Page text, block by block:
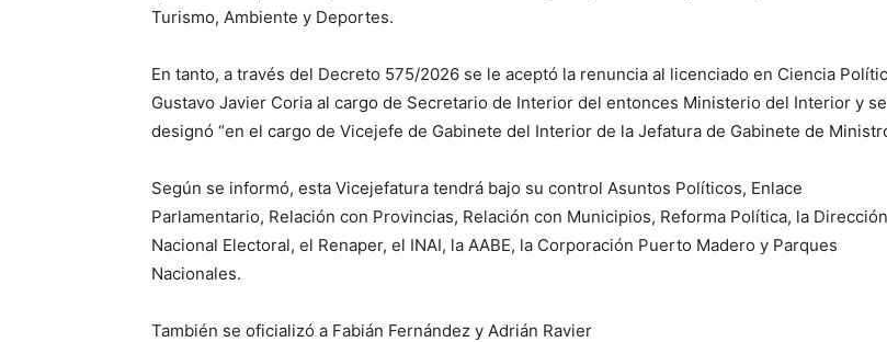
Turismo, Ambiente y Deportes.
En tanto, a través del Decreto 575/2026 se le aceptó la renuncia al licenciado en Ciencia
Gustavo Javier Coria al cargo de Secretario de Interior del entonces Ministerio del Interior y
designó “en el cargo de Vicejefe de Gabinete del Interior de la Jefatura de Gabinete de
Según se informó, esta Vicejefatura tendrá bajo su control Asuntos Políticos, Enlace
Parlamentario, Relación con Provincias, Relación con Municipios, Reforma Política, la Dirección
Nacional Electoral, el Renaper, el INAI, la AABE, la Corporación Puerto Madero y Parques
Nacionales.
También se oficializó a Fabián Fernández y Adrián Ravier